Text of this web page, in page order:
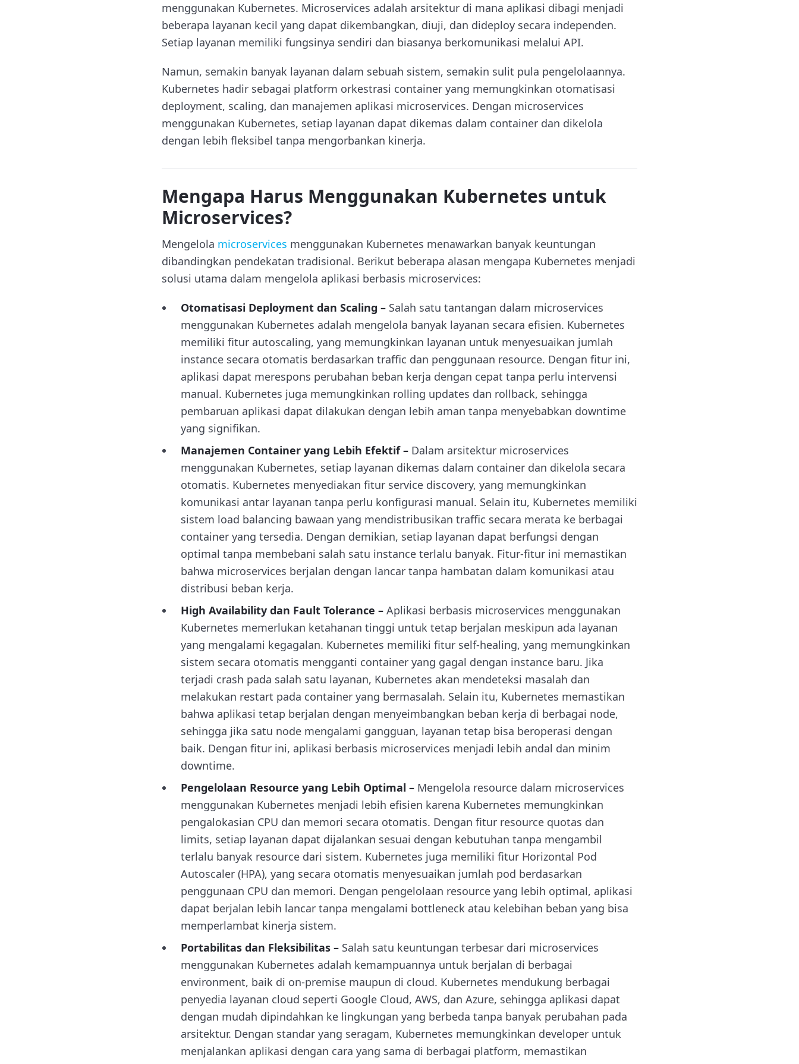
menggunakan Kubernetes. Microservices adalah arsitektur di mana aplikasi dibagi menjadi
beberapa layanan kecil yang dapat dikembangkan, diuji, dan dideploy secara independen.
Setiap layanan memiliki fungsinya sendiri dan biasanya berkomunikasi melalui API.
Namun, semakin banyak layanan dalam sebuah sistem, semakin sulit pula pengelolaannya.
Kubernetes hadir sebagai platform orkestrasi container yang memungkinkan otomatisasi
deployment, scaling, dan manajemen aplikasi microservices. Dengan microservices
menggunakan Kubernetes, setiap layanan dapat dikemas dalam container dan dikelola
dengan lebih fleksibel tanpa mengorbankan kinerja.
Mengapa Harus Menggunakan Kubernetes untuk
Microservices?
Mengelola microservices menggunakan Kubernetes menawarkan banyak keuntungan
dibandingkan pendekatan tradisional. Berikut beberapa alasan mengapa Kubernetes menjadi
solusi utama dalam mengelola aplikasi berbasis microservices:
Otomatisasi Deployment dan Scaling – Salah satu tantangan dalam microservices
menggunakan Kubernetes adalah mengelola banyak layanan secara efisien. Kubernetes
memiliki fitur autoscaling, yang memungkinkan layanan untuk menyesuaikan jumlah
instance secara otomatis berdasarkan traffic dan penggunaan resource. Dengan fitur ini,
aplikasi dapat merespons perubahan beban kerja dengan cepat tanpa perlu intervensi
manual. Kubernetes juga memungkinkan rolling updates dan rollback, sehingga
pembaruan aplikasi dapat dilakukan dengan lebih aman tanpa menyebabkan downtime
yang signifikan.
Manajemen Container yang Lebih Efektif – Dalam arsitektur microservices
menggunakan Kubernetes, setiap layanan dikemas dalam container dan dikelola secara
otomatis. Kubernetes menyediakan fitur service discovery, yang memungkinkan
komunikasi antar layanan tanpa perlu konfigurasi manual. Selain itu, Kubernetes memiliki
sistem load balancing bawaan yang mendistribusikan traffic secara merata ke berbagai
container yang tersedia. Dengan demikian, setiap layanan dapat berfungsi dengan
optimal tanpa membebani salah satu instance terlalu banyak. Fitur-fitur ini memastikan
bahwa microservices berjalan dengan lancar tanpa hambatan dalam komunikasi atau
distribusi beban kerja.
High Availability dan Fault Tolerance – Aplikasi berbasis microservices menggunakan
Kubernetes memerlukan ketahanan tinggi untuk tetap berjalan meskipun ada layanan
yang mengalami kegagalan. Kubernetes memiliki fitur self-healing, yang memungkinkan
sistem secara otomatis mengganti container yang gagal dengan instance baru. Jika
terjadi crash pada salah satu layanan, Kubernetes akan mendeteksi masalah dan
melakukan restart pada container yang bermasalah. Selain itu, Kubernetes memastikan
bahwa aplikasi tetap berjalan dengan menyeimbangkan beban kerja di berbagai node,
sehingga jika satu node mengalami gangguan, layanan tetap bisa beroperasi dengan
baik. Dengan fitur ini, aplikasi berbasis microservices menjadi lebih andal dan minim
downtime.
Pengelolaan Resource yang Lebih Optimal – Mengelola resource dalam microservices
menggunakan Kubernetes menjadi lebih efisien karena Kubernetes memungkinkan
pengalokasian CPU dan memori secara otomatis. Dengan fitur resource quotas dan
limits, setiap layanan dapat dijalankan sesuai dengan kebutuhan tanpa mengambil
terlalu banyak resource dari sistem. Kubernetes juga memiliki fitur Horizontal Pod
Autoscaler (HPA), yang secara otomatis menyesuaikan jumlah pod berdasarkan
penggunaan CPU dan memori. Dengan pengelolaan resource yang lebih optimal, aplikasi
dapat berjalan lebih lancar tanpa mengalami bottleneck atau kelebihan beban yang bisa
memperlambat kinerja sistem.
Portabilitas dan Fleksibilitas – Salah satu keuntungan terbesar dari microservices
menggunakan Kubernetes adalah kemampuannya untuk berjalan di berbagai
environment, baik di on-premise maupun di cloud. Kubernetes mendukung berbagai
penyedia layanan cloud seperti Google Cloud, AWS, dan Azure, sehingga aplikasi dapat
dengan mudah dipindahkan ke lingkungan yang berbeda tanpa banyak perubahan pada
arsitektur. Dengan standar yang seragam, Kubernetes memungkinkan developer untuk
menjalankan aplikasi dengan cara yang sama di berbagai platform, memastikan